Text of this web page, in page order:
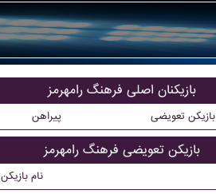
بازیکنان اصلی فرهنگ رامهرمز
پیراهن بازیکن تعویضی
بازیکن تعویضی فرهنگ رامهرمز
نام بازیکن